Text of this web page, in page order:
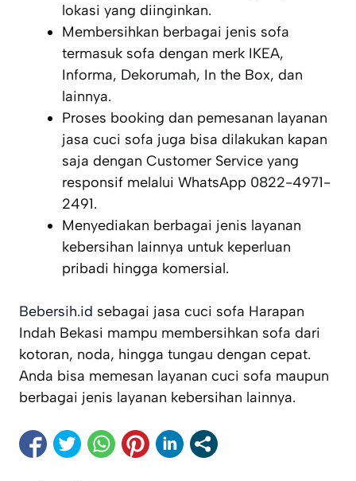
lokasi yang diinginkan.
Membersihkan berbagai jenis sofa
termasuk sofa dengan merk IKEA,
Informa, Dekorumah, In the Box, dan
lainnya.
Proses booking dan pemesanan layanan
jasa cuci sofa juga bisa dilakukan kapan
saja dengan Customer Service yang
responsif melalui WhatsApp 0822-4971-
2491.
Menyediakan berbagai jenis layanan
kebersihan lainnya untuk keperluan
pribadi hingga komersial.
Bebersih.id sebagai jasa cuci sofa Harapan
Indah Bekasi mampu membersihkan sofa dari
kotoran, noda, hingga tungau dengan cepat.
Anda bisa memesan layanan cuci sofa maupun
berbagai jenis layanan kebersihan lainnya.